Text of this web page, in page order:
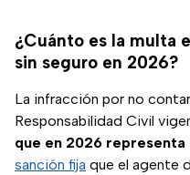
¿Cuánto es la multa
sin seguro en 2026?
La infracción por no
Responsabilidad Civil
que en 2026
sanción fija que el agente